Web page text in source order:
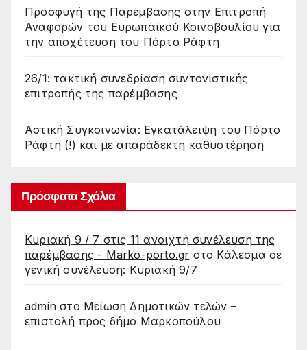
Προσφυγή της Παρέμβασης στην Επιτροπή
Αναφορών του Ευρωπαϊκού Κοινοβουλίου για
την αποχέτευση του Πόρτο Ράφτη
26/1: τακτική συνεδρίαση συντονιστικής
επιτροπής της παρέμβασης
Αστική Συγκοινωνία: Εγκατάλειψη του Πόρτο
Ράφτη (!) και με απαράδεκτη καθυστέρηση
Πρόσφατα Σχόλια
Κυριακή 9 / 7 στις 11 ανοιχτή συνέλευση της
παρέμβασης - Marko-porto.gr στο Κάλεσμα σε
γενική συνέλευση: Κυριακή 9/7
admin στο Μείωση Δημοτικών τελών –
επιστολή προς δήμο Μαρκοπούλου